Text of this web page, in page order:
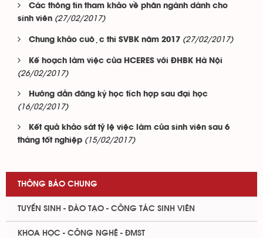
Các thông tin tham khảo về phân ngành dành cho
sinh viên (27/02/2017)
Chung khảo cuộc thi SVBK năm 2017 (27/02/2017)
Kế hoạch làm việc của HCERES với ĐHBK Hà Nội
(26/02/2017)
Hướng dẫn đăng ký học tích hợp sau đại học
(16/02/2017)
Kết quả khảo sát tỷ lệ việc làm của sinh viên sau 6
tháng tốt nghiệp (15/02/2017)
THÔNG BÁO CHUNG
TUYỂN SINH - ĐÀO TẠO - CÔNG TÁC SINH VIÊN
KHOA HỌC - CÔNG NGHỆ - ĐMST